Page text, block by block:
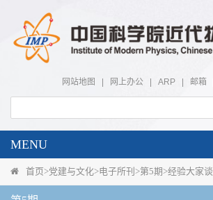
网站地图 网上办公 ARP 邮箱
MENU
首页>党建与文化>电子所刊 >第5期>经验大家谈